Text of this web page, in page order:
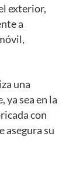
exterior,
a
una
sea en la
con
asegura su